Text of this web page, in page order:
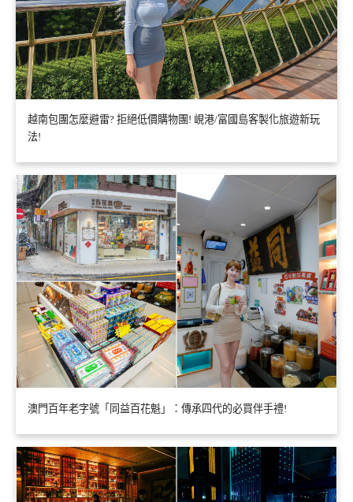
越南包團怎麼避雷? 拒絕低價購物團! 峴港/富國島客製化旅遊新玩
法!
澳門百年老字號「同益百花魁」：傳承四代的必買伴手禮!